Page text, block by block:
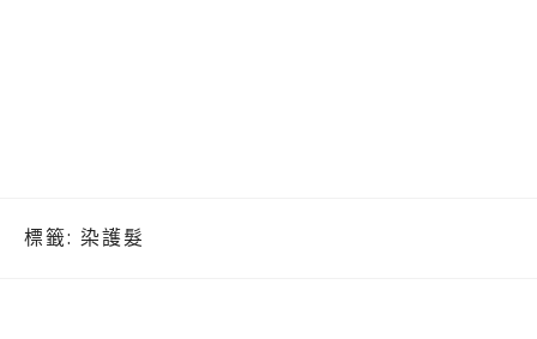
標籤: 染護髮